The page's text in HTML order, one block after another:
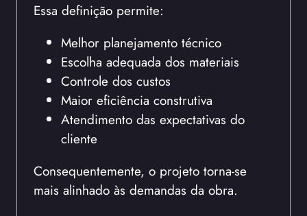
Essa definição permite:
Melhor planejamento técnico
Escolha adequada dos materiais
Controle dos custos
Maior eficiência construtiva
Atendimento das expectativas do
cliente
Consequentemente, o projeto torna-se
mais alinhado às demandas da obra.